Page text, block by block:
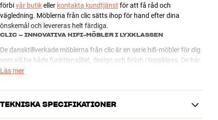
förbivår butikeller kontakta kundtjänst för att få råd och
vägledning. Möblerna från clic sätts ihop för hand efter dina
önskemål och levereras helt färdiga.
CLIC – INNOVATIVA HIFI-MÖBLER I LYXKLASSEN
De dansktillverkade möblerna från clic är en serie hifi-möbler för dig
som vill ha både funktionalitet, design och finish i toppklass. De här
exklusiva möblerna är avsedda att presentera moderna ljud- och
otal kombinationsmöjligheter gör att du alltid hittar en clic-lösning
som passar både din anläggning och ditt hem perfekt.
Läs mer
TEKNISKA SPECIFIKATIONER